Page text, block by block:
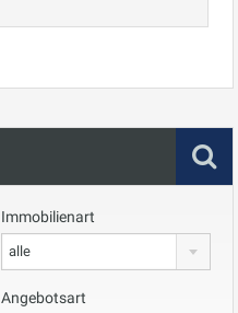
Immobilienart
alle
Angebotsart